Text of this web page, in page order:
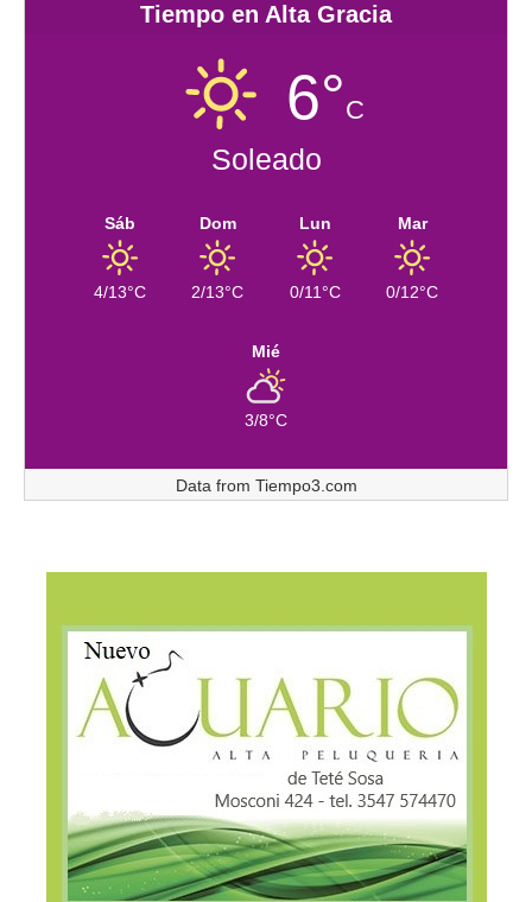
Tiempo en Alta Gracia
6°C
Soleado
Sáb
4/13°C
Dom
2/13°C
Lun
0/11°C
Mar
0/12°C
Mié
3/8°C
Data from Tiempo3.com